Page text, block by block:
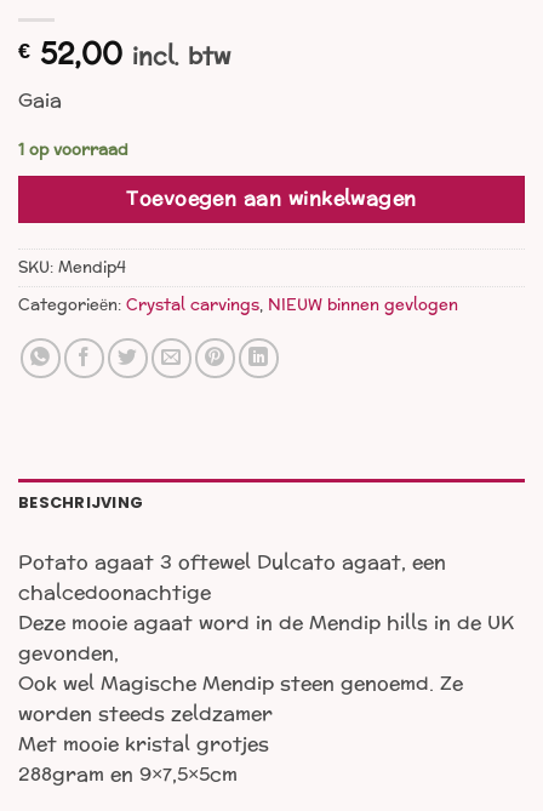
€ 52,00 incl. btw
Gaia
1 op voorraad
Toevoegen aan winkelwagen
SKU:Mendip4
Categorieën:Crystal carvings, NIEUW binnen gevlogen
BESCHRIJVING
Potato agaat 3 oftewel Dulcato agaat, een
chalcedoonachtige
Deze mooie agaat word in de Mendip hills in de UK
gevonden,
Ook wel Magische Mendip steen genoemd. Ze
worden steeds zeldzamer
Met mooie kristal grotjes
288gram en 9×7,5×5cm